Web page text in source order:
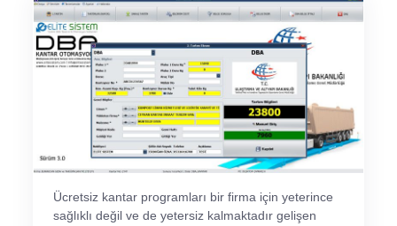
Ücretsiz kantar programları bir firma için yeterince
sağlıklı değil ve de yetersiz kalmaktadır gelişen